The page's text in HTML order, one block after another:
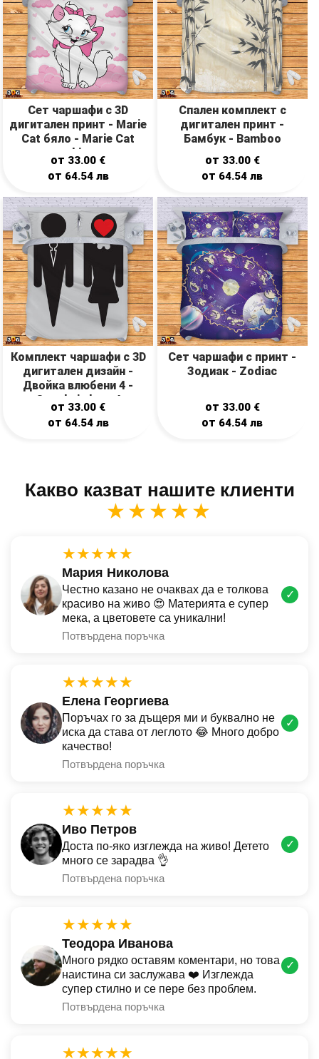
Сет чаршафи с 3D
дигитален принт - Marie
Cat бяло - Marie Cat
white
от 33.00 €
от 64.54 лв
Спален комплект с
дигитален принт -
Бамбук - Bamboo
от 33.00 €
от 64.54лв
Комплект чаршафи с 3D
дигитален дизайн -
Двойка влюбени 4 -
Couple in love 4
от 33.00 €
от 64.54 лв
Сет чаршафи с принт -
Зодиак - Zodiac
от 33.00 €
от 64.54лв
Какво казват нашите клиенти
★★★★★
★★★★★
Мария Николова
Честно казано не очаквах да е толкова
красиво на живо 😍 Материята е супер
мека, а цветовете са уникални!
Потвърдена поръчка
✓
★★★★★
Елена Георгиева
Поръчах го за дъщеря ми и буквално не
иска да става от леглото 😂 Много добро
качество!
Потвърдена поръчка
✓
★★★★★
Иво Петров
Доста по-яко изглежда на живо! Детето
много се зарадва 👌
Потвърдена поръчка
✓
★★★★★
Теодора Иванова
Много рядко оставям коментари, но това
наистина си заслужава ❤️ Изглежда
супер стилно и се пере без проблем.
Потвърдена поръчка
✓
★★★★★